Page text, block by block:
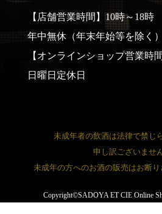
【店舗営業時間】10時～18時
年中無休（年末年始等を除く）
【オンラインショップ営業時間
日曜日定休日
未成年者の飲酒は法律で禁じ
申し訳ございませ
未成年の方へのお酒の販売はお断り
Copyright©SADOYA ET CIE Online